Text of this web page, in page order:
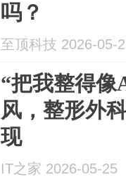
吗？
至顶科技 2026-05-
“把我整得
风，整形外
现
IT之家 2026-05-25